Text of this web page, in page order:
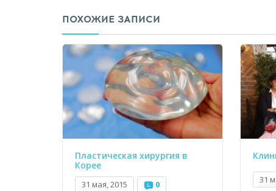
ПОХОЖИЕ ЗАПИСИ
Пластическая хирургия в
Корее
31 мая, 2015
0
31